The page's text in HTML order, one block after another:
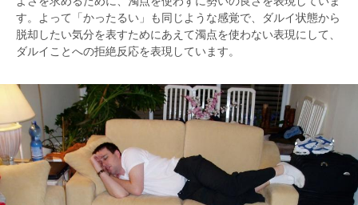
す。よって「かったるい」も同じような感覚で、ダルイ状態から
脱却したい気分を表すためにあえて濁点を使わない表現にして、
ダルイことへの拒絶反応を表現しています。